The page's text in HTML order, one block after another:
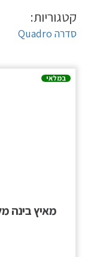
קטגוריות:
סדרה Quadro
במלאי